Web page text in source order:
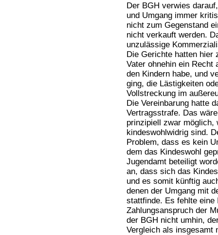
Der BGH verwies
und Umgang immer
nicht zum Gegenstand
nicht verkauft werden.
unzulässige
Die Gerichte hatten hier
Vater ohnehin ein Recht
den Kindern habe, und
ging, die Lästigkeiten
Vollstreckung im
Die Vereinbarung hatte
Vertragsstrafe. Das
prinzipiell zwar möglich,
kindeswohlwidrig sind.
Problem, dass es kein
dem das Kindeswohl
Jugendamt beteiligt
an, dass sich das
und es somit künftig
denen der Umgang mit
stattfinde. Es fehlte eine
Zahlungsanspruch der
der BGH nicht umhin,
Vergleich als insgesamt